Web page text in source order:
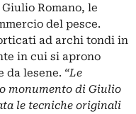
Romano, le
del pesce.
ad archi tondi in
in cui si aprono
lesene. “Le
monumento di Giulio
le tecniche originali